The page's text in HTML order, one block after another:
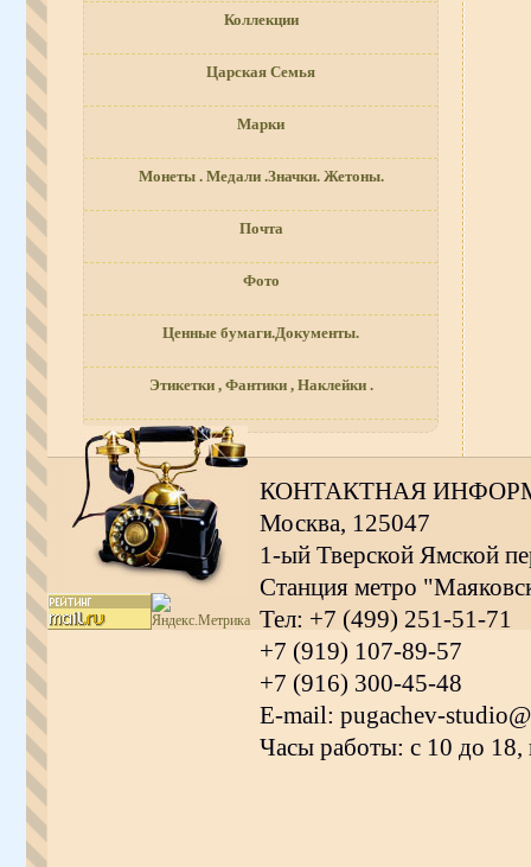
Коллекции
Царская Семья
Марки
Монеты . Медали .Значки. Жетоны.
Почта
Фото
Ценные бумаги.Документы.
Этикетки , Фантики , Наклейки .
КОНТАКТНАЯ
Москва, 125047
1-ый Тверской Ямской
Станция метро
Тел: +7 (499) 251-51-71
+7 (919) 107-89-57
+7 (916) 300-45-48
E-mail: pugachev-
Часы работы: с 10 до 18,